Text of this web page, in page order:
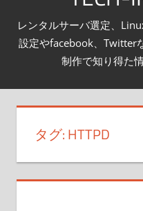
レンタルサーバ選定、
設定やfacebook、Twitter
制作で知り得た
タグ:HTTPD